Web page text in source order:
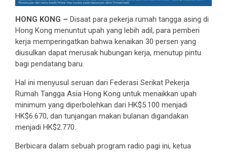
HONG KONG – Disaat para pekerja rumah tangga asing di
Hong Kong menuntut upah yang lebih adil, para pemberi
kerja memperingatkan bahwa kenaikan 30 persen yang
diusulkan dapat merusak hubungan kerja, menutup pintu
bagi pendatang baru.
Hal ini menyusul seruan dari Federasi Serikat Pekerja
Rumah Tangga Asia Hong Kong untuk menaikkan upah
minimum yang diperbolehkan dari HK$5.100 menjadi
HK$6.670, dan tunjangan makan bulanan digandakan
menjadi HK$2.770.
Berbicara dalam sebuah program radio pagi ini, ketua